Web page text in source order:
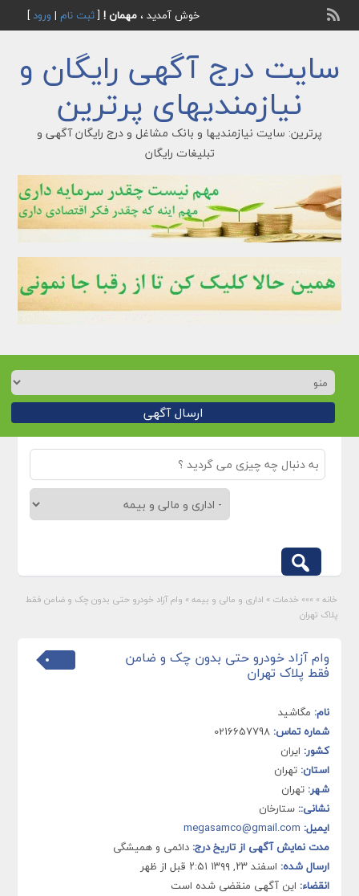
خوش آمدید ، مهمان ![ثبت نام | ورود]
سایت درج آگهی رایگان و
نیازمندیهای پرترین
پرترین: سایت نیازمندیها و بانک مشاغل و درج رایگان آگهی و
تبلیغات رایگان
ارسال آگهی
خانه » »»» خدمات » اداری و مالی و بیمه » وام آزاد خودرو حتی بدون چک و ضامن فقط
پلاک تهران
وام آزاد خودرو حتی بدون چک و ضامن
فقط پلاک تهران
نام: مگاشید
شماره تماس: 0216657798
کشور: ایران
استان: تهران
شهر: تهران
نشانی:: ستارخان
ایمیل: megasamco@gmail.com
مدت نمایش آگهی از تاریخ درج: دائمی و همیشگی
ارسال شده: اسفند ۲۳, ۱۳۹۹ ۲:۵۱ قبل از ظهر
انقضاء: این آگهی منقضی شده است